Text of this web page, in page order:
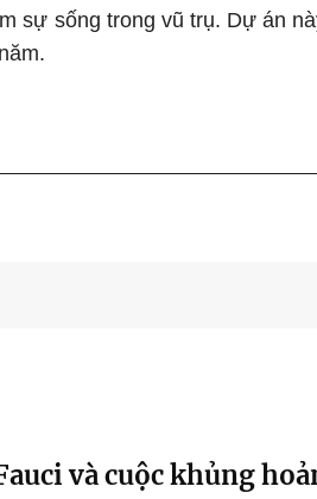
sự sống trong vũ trụ. Dự án
và cuộc khủng